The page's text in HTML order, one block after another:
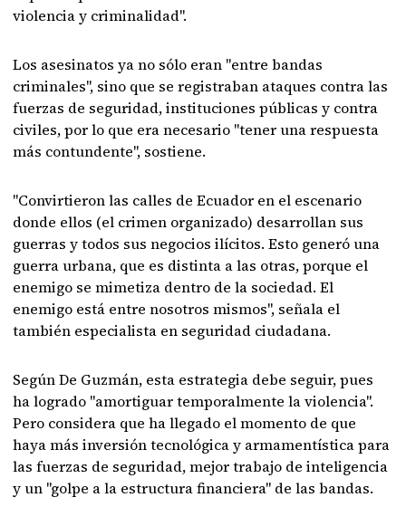
violencia y criminalidad".
Los asesinatos ya no sólo eran "entre bandas
criminales", sino que se registraban ataques contra las
fuerzas de seguridad, instituciones públicas y contra
civiles, por lo que era necesario "tener una respuesta
más contundente", sostiene.
"Convirtieron las calles de Ecuador en el escenario
donde ellos (el crimen organizado) desarrollan sus
guerras y todos sus negocios ilícitos. Esto generó una
guerra urbana, que es distinta a las otras, porque el
enemigo se mimetiza dentro de la sociedad. El
enemigo está entre nosotros mismos", señala el
también especialista en seguridad ciudadana.
Según De Guzmán, esta estrategia debe seguir, pues
ha logrado "amortiguar temporalmente la violencia".
Pero considera que ha llegado el momento de que
haya más inversión tecnológica y armamentística para
las fuerzas de seguridad, mejor trabajo de inteligencia
y un "golpe a la estructura financiera" de las bandas.